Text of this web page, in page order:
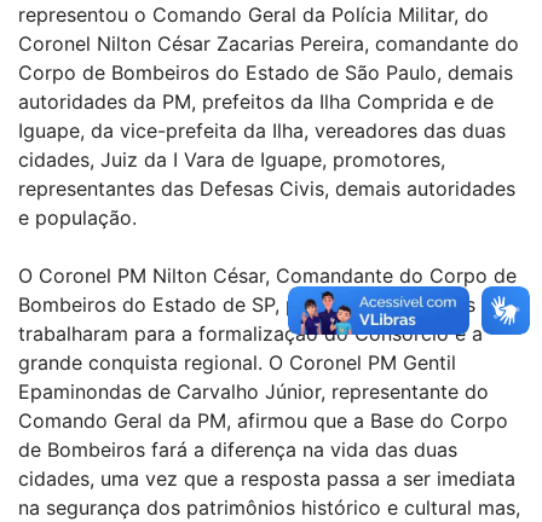
representou o Comando Geral da Polícia Militar, do
Coronel Nilton César Zacarias Pereira, comandante do
Corpo de Bombeiros do Estado de São Paulo, demais
autoridades da PM, prefeitos da Ilha Comprida e de
Iguape, da vice-prefeita da Ilha, vereadores das duas
cidades, Juiz da I Vara de Iguape, promotores,
representantes das Defesas Civis, demais autoridades
e população.
O Coronel PM Nilton César, Comandante do Corpo de
Bombeiros do Estado de SP, parabenizou a todos que
trabalharam para a formalização do Consórcio e a
grande conquista regional. O Coronel PM Gentil
Epaminondas de Carvalho Júnior, representante do
Comando Geral da PM, afirmou que a Base do Corpo
de Bombeiros fará a diferença na vida das duas
cidades, uma vez que a resposta passa a ser imediata
na segurança dos patrimônios histórico e cultural mas,